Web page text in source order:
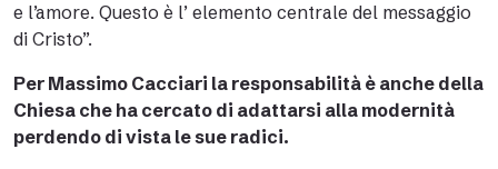
e l’amore. Questo è l’ elemento centrale del messaggio
di Cristo”.
Per Massimo Cacciari la responsabilità è anche della
Chiesa che ha cercato di adattarsi alla modernità
perdendo di vista le sue radici.